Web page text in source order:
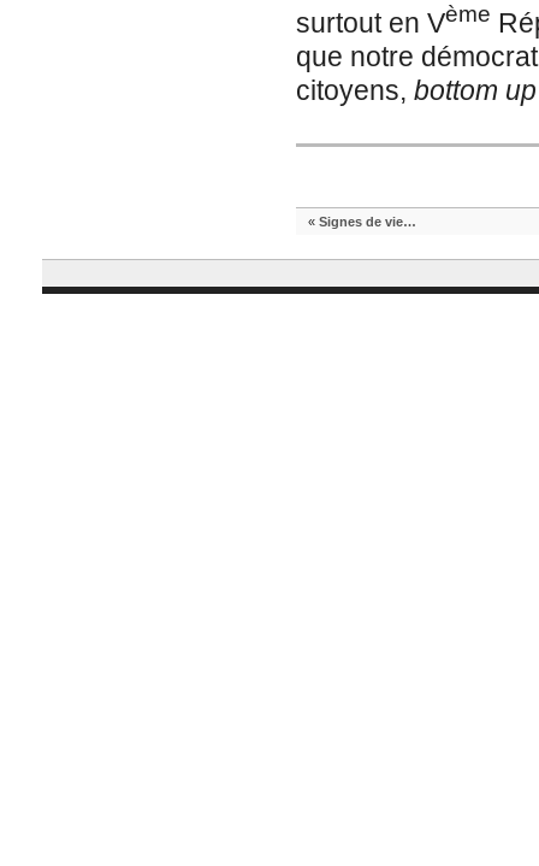
surtout en Vème
que notre
citoyens, bottom up
« Signes de vie…